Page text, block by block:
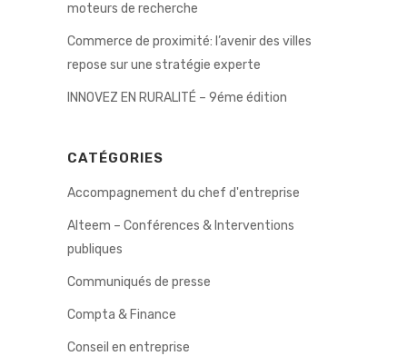
moteurs de recherche
Commerce de proximité: l’avenir des villes
repose sur une stratégie experte
INNOVEZ EN RURALITÉ – 9éme édition
CATÉGORIES
Accompagnement du chef d'entreprise
Alteem – Conférences & Interventions
publiques
Communiqués de presse
Compta & Finance
Conseil en entreprise